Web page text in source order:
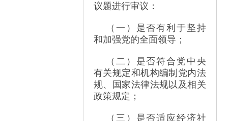
议题进行审议：
（一）是否有利于坚持
和加强党的全面领导；
（二）是否符合党中央
有关规定和机构编制党内法
规、国家法律法规以及相关
政策规定；
（三）是否适应经济社